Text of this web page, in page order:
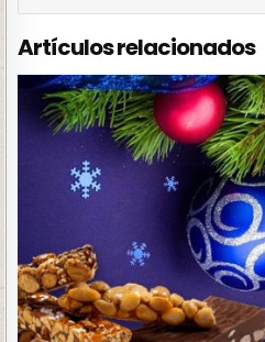
Artículos relacionados